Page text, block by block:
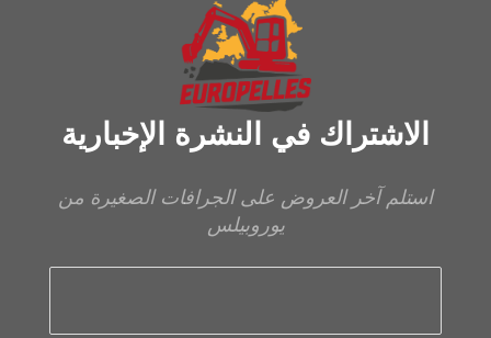
الاشتراك في النشرة الإخبارية
استلم آخر العروض على الجرافات الصغيرة من
يوروبيلس